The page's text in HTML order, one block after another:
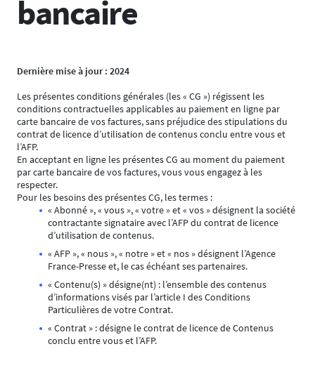
bancaire
Dernière mise à jour : 2024
Les présentes conditions générales (les « CG ») régissent les
conditions contractuelles applicables au paiement en ligne par
carte bancaire de vos factures, sans préjudice des stipulations du
contrat de licence d’utilisation de contenus conclu entre vous et
l’AFP.
En acceptant en ligne les présentes CG au moment du paiement
par carte bancaire de vos factures, vous vous engagez à les
respecter.
Pour les besoins des présentes CG, les termes :
« Abonné », « vous », « votre » et « vos » désignent la société
contractante signataire avec l’AFP du contrat de licence
d’utilisation de contenus.
« AFP », « nous », « notre » et « nos » désignent l’Agence
France-Presse et, le cas échéant ses partenaires.
« Contenu(s) » désigne(nt) : l’ensemble des contenus
d’informations visés par l’article I des Conditions
Particulières de votre Contrat.
« Contrat » : désigne le contrat de licence de Contenus
conclu entre vous et l’AFP.